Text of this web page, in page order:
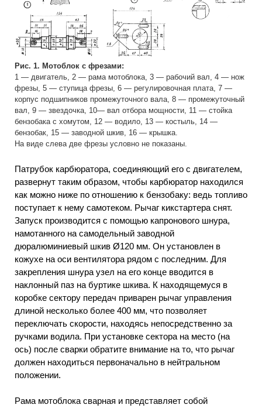
Рис. 1. Мотоблок с фрезами:
1 — двигатель, 2 — рама мотоблока, 3 — рабочий вал, 4 — нож
фрезы, 5 — ступица фрезы, 6 — регулировочная плата, 7 —
корпус подшипников промежуточного вала, 8 — промежуточный
вал, 9 — звездочка, 10— вал отбора мощности, 11 — стойка
бензобака с хомутом, 12 — водило, 13 — костыль, 14 —
бензобак, 15 — заводной шкив, 16 — крышка.
На виде слева две фрезы условно не показаны.
Патрубок карбюратора, соединяющий его с двигателем,
развернут таким образом, чтобы карбюратор находился
как можно ниже по отношению к бензобаку: ведь топливо
поступает к нему самотеком. Рычаг кикстартера снят.
Запуск производится с помощью капронового шнура,
намотанного на самодельный заводной
дюралюминиевый шкив Ø120 мм. Он установлен в
кожухе на оси вентилятора рядом с последним. Для
закрепления шнура узел на его конце вводится в
наклонный паз на буртике шкива. К находящемуся в
коробке сектору передач приварен рычаг управления
длиной несколько более 400 мм, что позволяет
переключать скорости, находясь непосредственно за
ручками водила. При установке сектора на место (на
ось) после сварки обратите внимание на то, что рычаг
должен находиться первоначально в нейтральном
положении.
Рама мотоблока сварная и представляет собой